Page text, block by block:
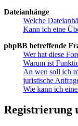
Dateianhänge
Welche
Kann ich eine
phpBB betreffende
Wer hat diese
Warum ist
An wen soll ich
juristische
Wie kann ich
Registrierung